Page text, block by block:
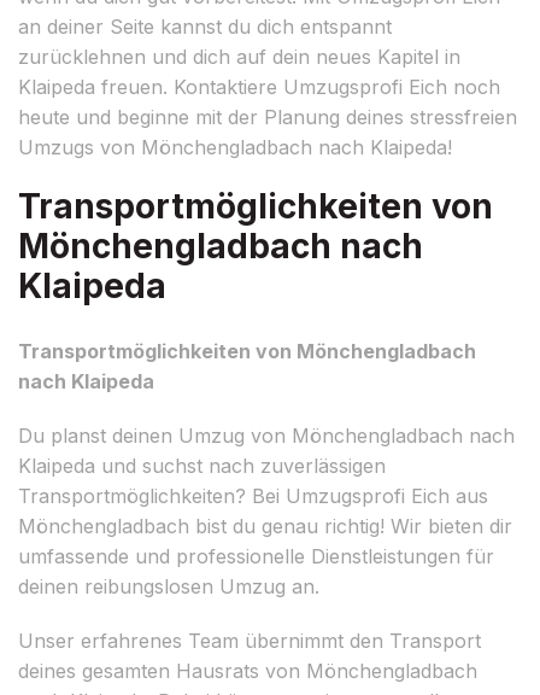
an deiner Seite kannst du dich entspannt
zurücklehnen und dich auf dein neues Kapitel in
Klaipeda freuen. Kontaktiere Umzugsprofi Eich noch
heute und beginne mit der Planung deines stressfreien
Umzugs von Mönchengladbach nach Klaipeda!
Transportmöglichkeiten von
Mönchengladbach nach
Klaipeda
Transportmöglichkeiten von Mönchengladbach
nach Klaipeda
Du planst deinen Umzug von Mönchengladbach nach
Klaipeda und suchst nach zuverlässigen
Transportmöglichkeiten? Bei Umzugsprofi Eich aus
Mönchengladbach bist du genau richtig! Wir bieten dir
umfassende und professionelle Dienstleistungen für
deinen reibungslosen Umzug an.
Unser erfahrenes Team übernimmt den Transport
deines gesamten Hausrats von Mönchengladbach